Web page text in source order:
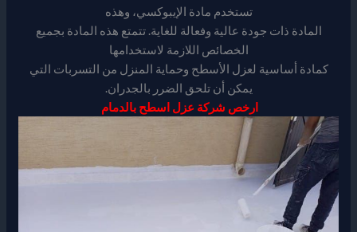
تستخدم مادة الإيبوكسي، وهذه
المادة ذات جودة عالية وفعالة للغاية. تتمتع هذه المادة بجميع
الخصائص اللازمة لاستخدامها
كمادة أساسية لعزل الأسطح وحماية المنزل من التسربات التي
يمكن أن تلحق الضرر بالجدران.
ارخص شركة عزل اسطح بالدمام